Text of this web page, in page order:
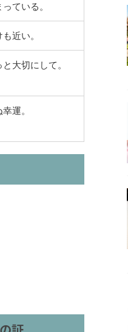
ている。
近い。
大切にして。
運。